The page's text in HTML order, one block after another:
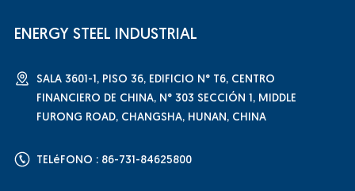
ENERGY STEEL INDUSTRIAL
SALA 3601-1, PISO 36, EDIFICIO N° T6, CENTRO
FINANCIERO DE CHINA, N° 303 SECCIÓN 1, MIDDLE
FURONG ROAD, CHANGSHA, HUNAN, CHINA
TELéFONO : 86-731-84625800